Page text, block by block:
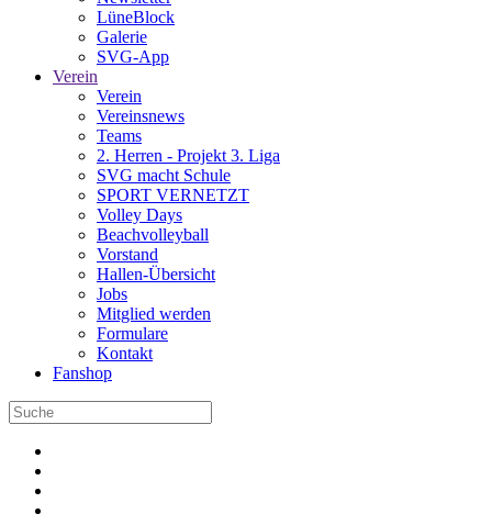
LüneBlock
Galerie
SVG-App
Verein
Verein
Vereinsnews
Teams
2. Herren - Projekt 3. Liga
SVG macht Schule
SPORT VERNETZT
Volley Days
Beachvolleyball
Vorstand
Hallen-Übersicht
Jobs
Mitglied werden
Formulare
Kontakt
Fanshop